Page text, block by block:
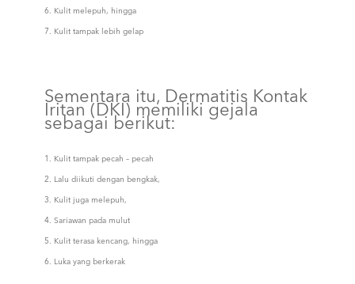
Kulit melepuh, hingga
Kulit tampak lebih gelap
Sementara itu, Dermatitis Kontak
Iritan (DKI) memiliki gejala
sebagai berikut:
Kulit tampak pecah – pecah
Lalu diikuti dengan bengkak,
Kulit juga melepuh,
Sariawan pada mulut
Kulit terasa kencang, hingga
Luka yang berkerak